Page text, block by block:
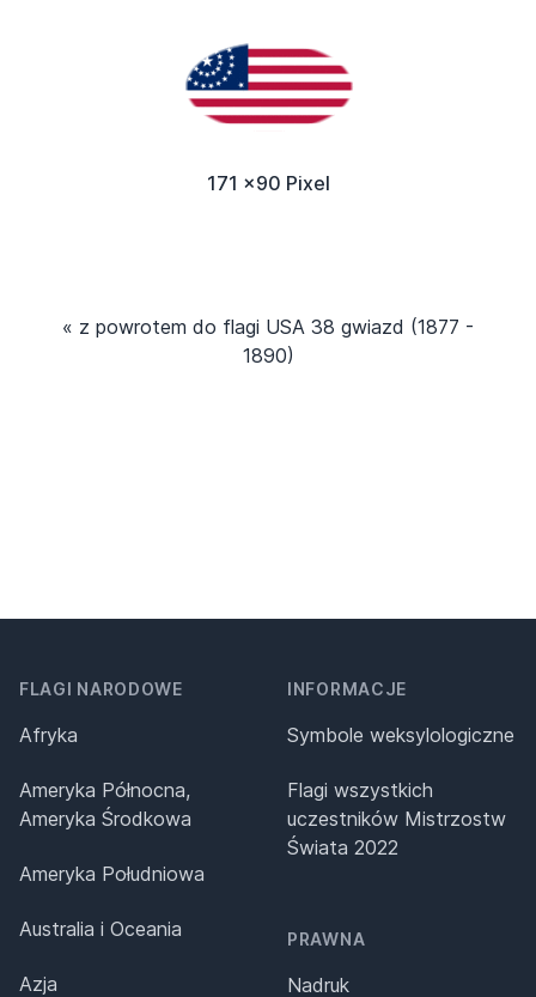
171 x90 Pixel
« z powrotem do flagi USA 38 gwiazd (1877 -
1890)
FLAGI NARODOWE
Afryka
Ameryka Północna,
Ameryka Środkowa
Ameryka Południowa
Australia i Oceania
Azja
INFORMACJE
Symbole weksylologiczne
Flagi wszystkich
uczestników Mistrzostw
Świata 2022
PRAWNA
Nadruk